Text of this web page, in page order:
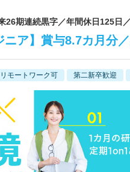
26期連続黒字／年間休日125日
ア】賞与8.7カ月分
リモートワーク可 第二新卒歓迎